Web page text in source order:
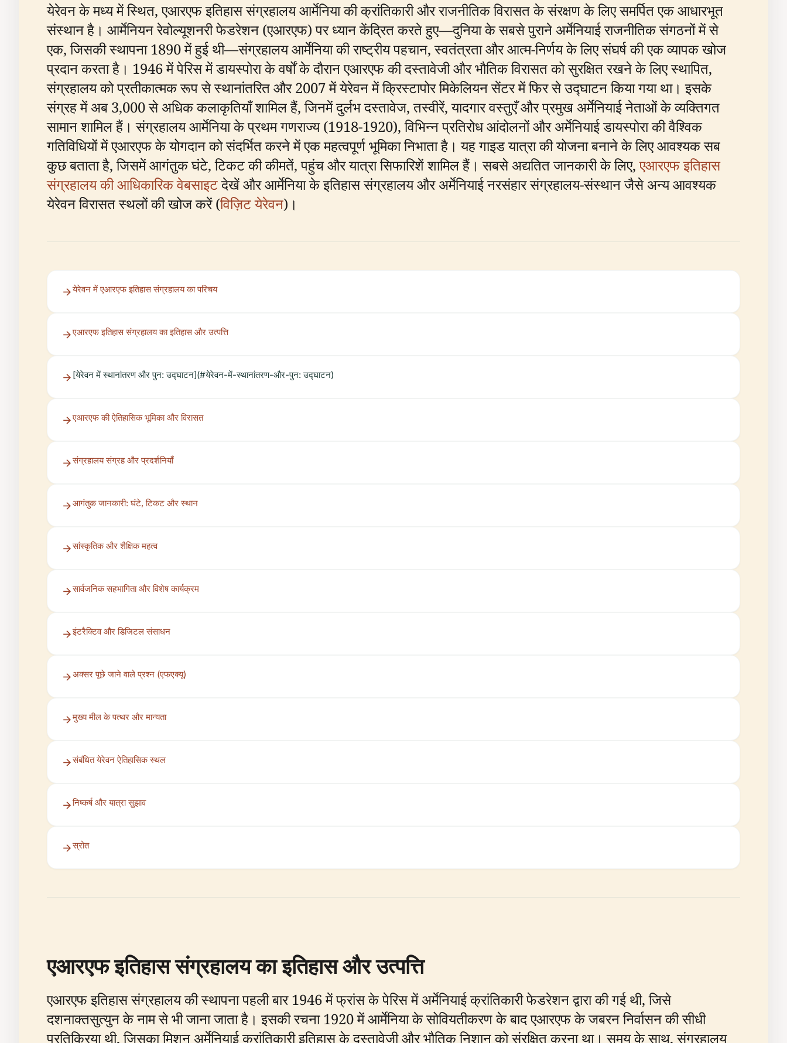
येरेवन के मध्य में स्थित, एआरएफ इतिहास संग्रहालय आर्मेनिया की क्रांतिकारी और राजनीतिक विरासत के संरक्षण के लिए समर्पित एक आधारभूत
संस्थान है। आर्मेनियन रेवोल्यूशनरी फेडरेशन (एआरएफ) पर ध्यान केंद्रित करते हुए—दुनिया के सबसे पुराने अर्मेनियाई राजनीतिक संगठनों में से
एक, जिसकी स्थापना 1890 में हुई थी—संग्रहालय आर्मेनिया की राष्ट्रीय पहचान, स्वतंत्रता और आत्म-निर्णय के लिए संघर्ष की एक व्यापक खोज
प्रदान करता है। 1946 में पेरिस में डायस्पोरा के वर्षों के दौरान एआरएफ की दस्तावेजी और भौतिक विरासत को सुरक्षित रखने के लिए स्थापित,
संग्रहालय को प्रतीकात्मक रूप से स्थानांतरित और 2007 में येरेवन में क्रिस्टापोर मिकेलियन सेंटर में फिर से उद्घाटन किया गया था। इसके
संग्रह में अब 3,000 से अधिक कलाकृतियाँ शामिल हैं, जिनमें दुर्लभ दस्तावेज, तस्वीरें, यादगार वस्तुएँ और प्रमुख अर्मेनियाई नेताओं के व्यक्तिगत
सामान शामिल हैं। संग्रहालय आर्मेनिया के प्रथम गणराज्य (1918-1920), विभिन्न प्रतिरोध आंदोलनों और अर्मेनियाई डायस्पोरा की वैश्विक
गतिविधियों में एआरएफ के योगदान को संदर्भित करने में एक महत्वपूर्ण भूमिका निभाता है। यह गाइड यात्रा की योजना बनाने के लिए आवश्यक सब
कुछ बताता है, जिसमें आगंतुक घंटे, टिकट की कीमतें, पहुंच और यात्रा सिफारिशें शामिल हैं। सबसे अद्यतित जानकारी के लिए,एआरएफ इतिहास
संग्रहालय की आधिकारिक वेबसाइटदेखें और आर्मेनिया के इतिहास संग्रहालय और अर्मेनियाई नरसंहार संग्रहालय-संस्थान जैसे अन्य आवश्यक
येरेवन विरासत स्थलों की खोज करें (विज़िट येरेवन)।
येरेवन में एआरएफ इतिहास संग्रहालय का परिचय
एआरएफ इतिहास संग्रहालय का इतिहास और उत्पत्ति
[येरेवन में स्थानांतरण और पुन: उद्घाटन](#येरेवन-में-स्थानांतरण-और-पुन: उद्घाटन)
एआरएफ की ऐतिहासिक भूमिका और विरासत
संग्रहालय संग्रह और प्रदर्शनियाँ
आगंतुक जानकारी: घंटे, टिकट और स्थान
सांस्कृतिक और शैक्षिक महत्व
सार्वजनिक सहभागिता और विशेष कार्यक्रम
इंटरैक्टिव और डिजिटल संसाधन
अक्सर पूछे जाने वाले प्रश्न (एफएक्यू)
मुख्य मील के पत्थर और मान्यता
संबंधित येरेवन ऐतिहासिक स्थल
निष्कर्ष और यात्रा सुझाव
स्रोत
एआरएफ इतिहास संग्रहालय का इतिहास और उत्पत्ति
एआरएफ इतिहास संग्रहालय की स्थापना पहली बार 1946 में फ्रांस के पेरिस में अर्मेनियाई क्रांतिकारी फेडरेशन द्वारा की गई थी, जिसे
दशनाक्तसुत्युन के नाम से भी जाना जाता है। इसकी रचना 1920 में आर्मेनिया के सोवियतीकरण के बाद एआरएफ के जबरन निर्वासन की सीधी
प्रतिक्रिया थी, जिसका मिशन अर्मेनियाई क्रांतिकारी इतिहास के दस्तावेजी और भौतिक निशान को संरक्षित करना था। समय के साथ, संग्रहालय